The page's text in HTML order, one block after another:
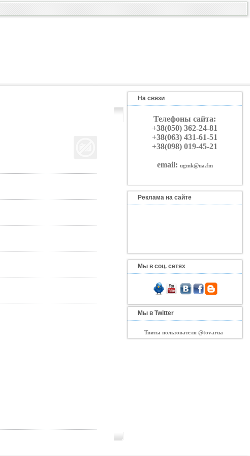
На связи
Телефоны сайта:
+38(050) 362-24-81
+38(063) 431-61-51
+38(098) 019-45-21
email: ugmk@ua.fm
Реклама на сайте
Мы в соц. сетях
Мы в Twitter
Твиты пользователя @tovarua